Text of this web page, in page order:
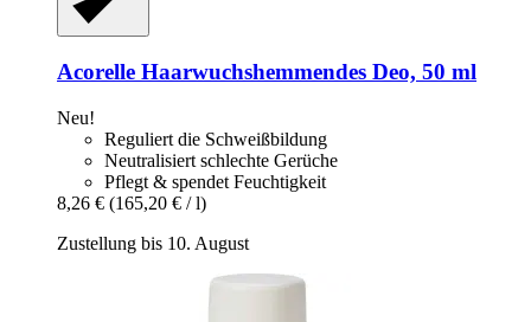
Acorelle Haarwuchshemmendes Deo, 50 ml
Neu!
Reguliert die Schweißbildung
Neutralisiert schlechte Gerüche
Pflegt & spendet Feuchtigkeit
8,26 € (165,20 € / l)
Zustellung bis 10. August